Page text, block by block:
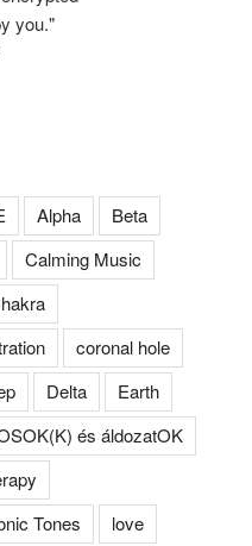
you."
Alpha
Beta
Calming Music
coronal hole
Delta
Earth
és áldozatOK
Tones love